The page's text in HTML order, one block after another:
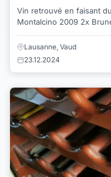
Vin retrouvé en faisant du tri à la
Montalcino 2009 2x Brunello Di Montalcino 2011 2x Brunello Di
Montalcino 2014 3...
Lausanne, Vaud
23.12.2024